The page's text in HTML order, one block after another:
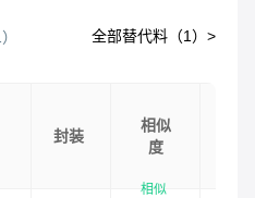
） 全部替代料（1）>
封装
相似
度
相似